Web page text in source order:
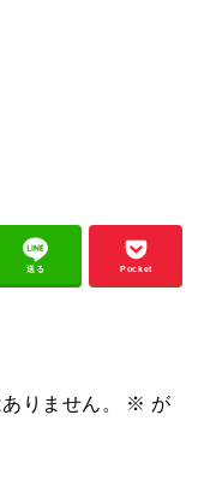
送る Pocket
りません。 ※ が